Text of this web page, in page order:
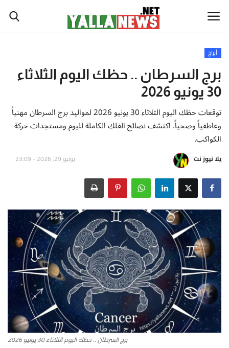
أخبار العالم
أخبار الوطن العربي
سياسة واقتصاد
رياضة
تكنولوجيا وعلوم
صحة ولياقة
أطباق من المطابخ العربية
سياحة وسفر
منوعات عامة
جاليري الفن التشكيلي
أبراج
برج السرطان .. حظك اليوم الثلاثاء
30 يونيو 2026
توقعات حظك اليوم الثلاثاء 30 يونيو 2026 لمواليد برج السرطان مهنياً
وعاطفياً وصحياً. اكتشف نصائح الفلك الكاملة لليوم ومستجدات حركة
الكواكب.
يلا نيوز نت يونيو 29, 2026 - 23:09
برج السرطان .. حظك اليوم الثلاثاء 30 يونيو 2026